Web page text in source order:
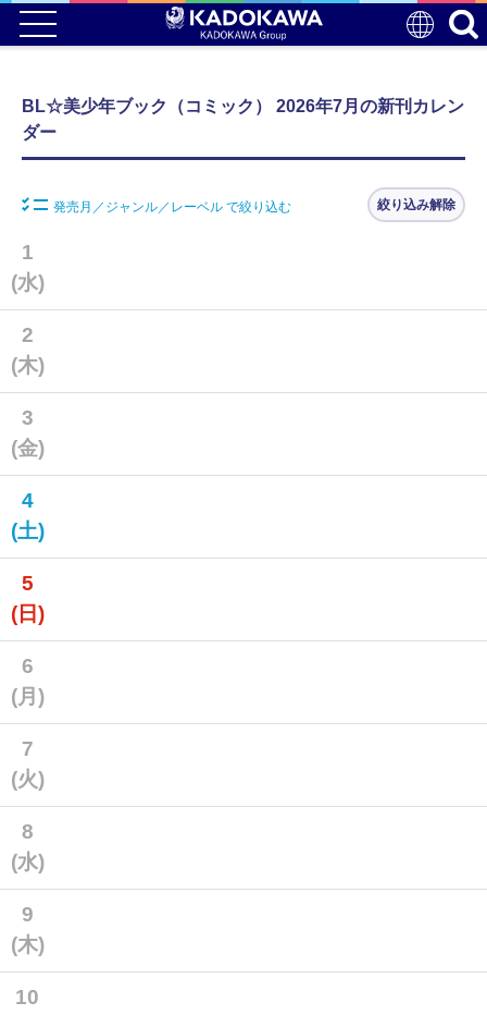
BL☆美少年ブック（コミック） 2026年7月の新刊カレン
ダー
発売月／ジャンル／レーベル で絞り込む 絞り込み解除
1
(水)
2
(木)
3
(金)
4
(土)
5
(日)
6
(月)
7
(火)
8
(水)
9
(木)
10